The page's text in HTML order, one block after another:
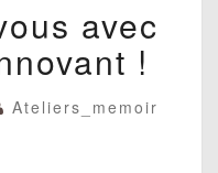
avec
!
Ateliers_memoir